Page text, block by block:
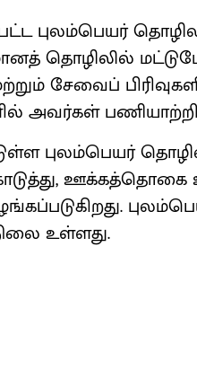
புலம்​பெயர்
தொழிலில்
சேவைப்
அவர்​கள்
புலம்​பெயர்
உள்​ளது.